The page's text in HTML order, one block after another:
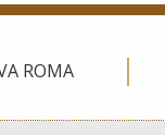
ROMA